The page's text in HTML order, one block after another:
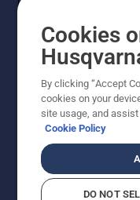
Otros sitios de
Cookies
By clicking “Accept
cookies on your
site usage, and
Cookie Policy
DO NOT